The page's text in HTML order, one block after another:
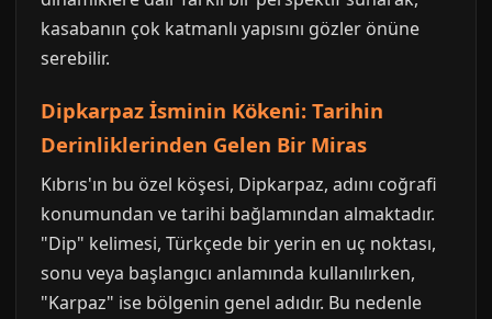
kasabanın çok katmanlı yapısını gözler önüne
serebilir.
Dipkarpaz İsminin Kökeni: Tarihin
Derinliklerinden Gelen Bir Miras
Kıbrıs'ın bu özel köşesi, Dipkarpaz, adını coğrafi
konumundan ve tarihi bağlamından almaktadır.
"Dip" kelimesi, Türkçede bir yerin en uç noktası,
sonu veya başlangıcı anlamında kullanılırken,
"Karpaz" ise bölgenin genel adıdır. Bu nedenle